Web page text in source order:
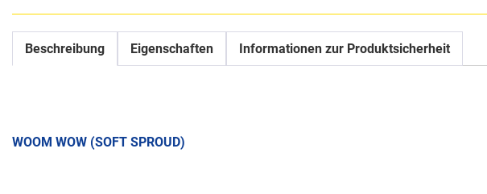
Beschreibung Eigenschaften Informationen zur Produktsicherheit
WOOM WOW (SOFT SPROUD)